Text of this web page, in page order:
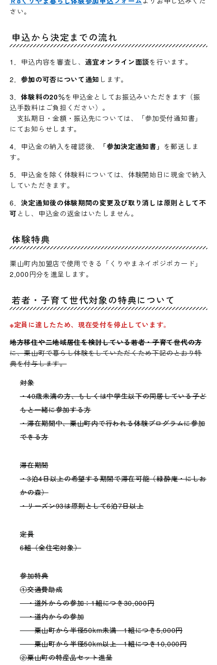
さい。
申込から決定までの流れ
1．申込内容を審査し、 適宜オンライン面談を行います。
2．参加の可否について通知 します。
3．体験料の20％を申込金としてお振込みいただきます（振
込手数料はご負担ください）。
支払期日・金額・振込先については、「参加受付通知書」
にてお知らせします。
4．申込金の納入を確認後、
「参加決定通知書」 を郵送しま
す。
5．申込金を除く体験料については、体験開始日に現金で納入
していただきます。
6．決定通知後の体験期間の変更及び取り消しは原則として不
可 とし、申込金の返金はいたしません。
体験特典
栗山町内加盟店で使用できる「くりやまネイポジポカード」
2,000円分を進呈します。
若者・子育て世代対象の特典について
※定員に達したため、現在受付を停止しています。
地方移住や二地域居住を検討している若者・子育て世代の方
に、栗山町で暮らし体験をしていただくため下記のとおり特
典を付与します。
対象
・40歳未満の方、もしくは中学生以下の同居している子ど
もと一緒に参加する方
・滞在期間中、栗山町内で行われる体験プログラムに参加
できる方
滞在期間
・3泊4日以上の希望する期間で滞在可能（緑酔庵・にしお
かの森）
・リーズン93は原則として6泊7日以上
定員
6組（全住宅対象）
参加特典
①交通費助成
・道外からの参加：1組につき30,000円
・道内からの参加
栗山町から半径50km未満 1組につき5,000円
栗山町から半径50km以上 1組につき10,000円
②栗山町の特産品セット進呈